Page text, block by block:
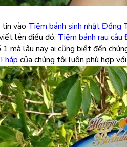
vào Tiệm bánh sinh nhật Đồng
lên điều đó, Tiệm bánh rau
mà lâu nay ai cũng biết đến
của chúng tôi luôn phù hợp